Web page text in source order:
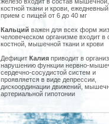
костной ткани и крови, ежедневный
прием с пищей от 6 до 40 мг
Кальций важен для всех форм
человеческом организме входит в
костной, мышечной ткани и крови
Дефицит Калия приводит в
нарушению функции нервно-
сердечно-сосудистой систем и
проявляется в виде депрессии,
дискоординации движений,
артериальной гипотонии